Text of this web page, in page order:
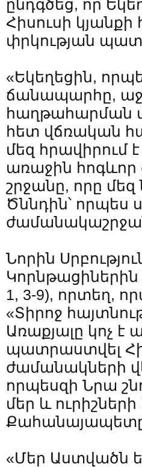
ընդգծեց, որ
Հիսուսի
փրկության
«Եկեղեցին,
ճանապարհը,
հաղթահարման
հետ վճռական
մեզ հրավիրում
առաջին
շրջանը, որը
Ծննդին՝ որպես
Նորին
1, 3-9), որտեղ,
«Տիրոջ
Առաքյալը կոչ է
պատրաստվել
ժամանակների
որպեսզի Նրա
մեր և
«Մեր Աստվածն